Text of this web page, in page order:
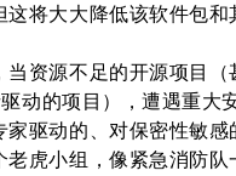
这将大大降低该软件包和
当资源不足的开源项目（
动的项目），遭遇重大
家驱动的、对保密性敏感
老虎小组，像紧急消防队